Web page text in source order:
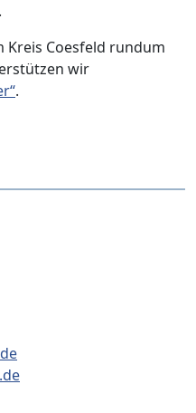
Kreis Coesfeld rundum
wir
.